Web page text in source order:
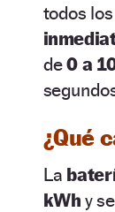
todos
de0 a
¿Qué
La
kWh y